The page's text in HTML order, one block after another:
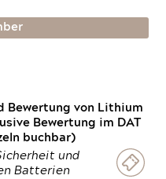
Bewertung von Lithium
Bewertung im DAT
buchbar)
und
Batterien